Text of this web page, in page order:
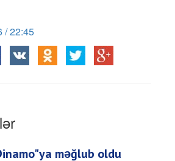
/ 22:45
məğlub oldu